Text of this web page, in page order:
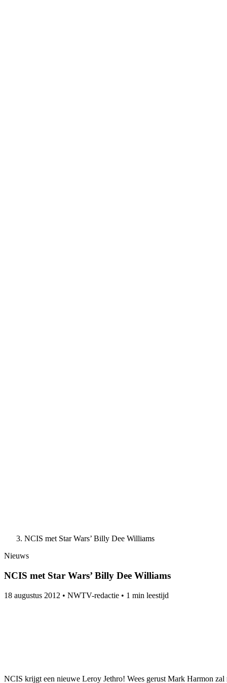
NCIS met Star Wars’ Billy Dee Williams
Nieuws
NCIS met Star Wars’ Billy Dee Williams
18 augustus 2012 • NWTV-redactie • 1 min leestijd
NCIS krijgt een nieuwe Leroy Jethro! Wees gerust Mark Harmon